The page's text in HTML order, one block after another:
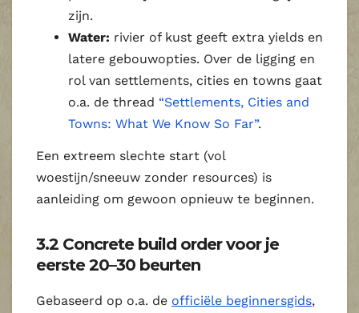
zijn.
Water: rivier of kust geeft extra yields en
latere gebouwopties. Over de ligging en
rol van settlements, cities en towns gaat
o.a. de thread “Settlements, Cities and
Towns: What We Know So Far”.
Een extreem slechte start (vol
woestijn/sneeuw zonder resources) is
aanleiding om gewoon opnieuw te beginnen.
3.2 Concrete build order voor je
eerste 20–30 beurten
Gebaseerd op o.a. de officiële beginnersgids,